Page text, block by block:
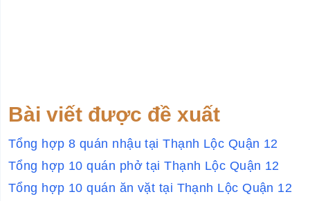
Bài viết được đề xuất
Tổng hợp 8 quán nhậu tại Thạnh Lộc Quận 12
Tổng hợp 10 quán phở tại Thạnh Lộc Quận 12
Tổng hợp 10 quán ăn vặt tại Thạnh Lộc Quận 12